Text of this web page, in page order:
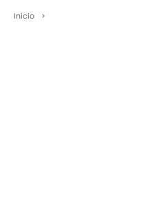
Inicio >